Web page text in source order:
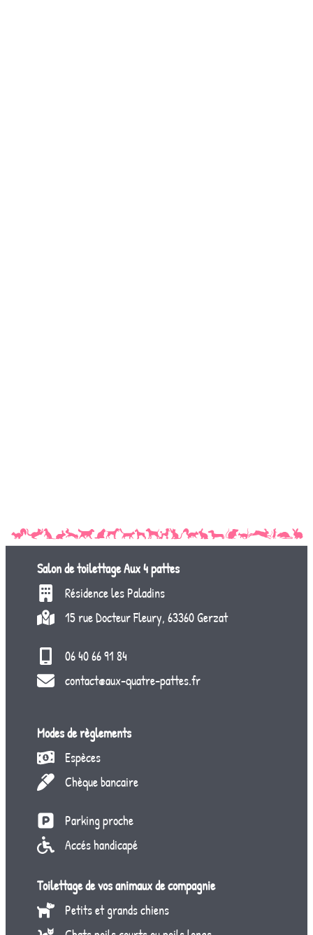
Salon de toilettageAux 4 pattes
Résidence les Paladins
15 rue Docteur Fleury, 63360 Gerzat
06 40 66 91 84
contact@aux-quatre-pattes.fr
Modes de règlements
Espèces
Chèque bancaire
Parking proche
Accés handicapé
Toilettage de vos animaux de compagnie
Petits et grands chiens